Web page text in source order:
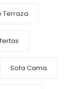
Terraza
Sofa Cama